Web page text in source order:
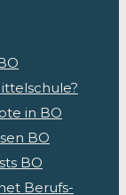
in BO
BO
BO
Berufs-